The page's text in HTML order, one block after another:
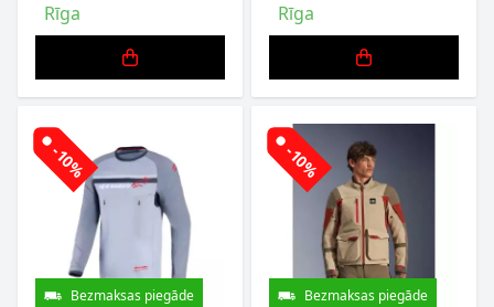
Rīga
Rīga
-10%
Bezmaksas piegāde
-10%
Bezmaksas piegāde